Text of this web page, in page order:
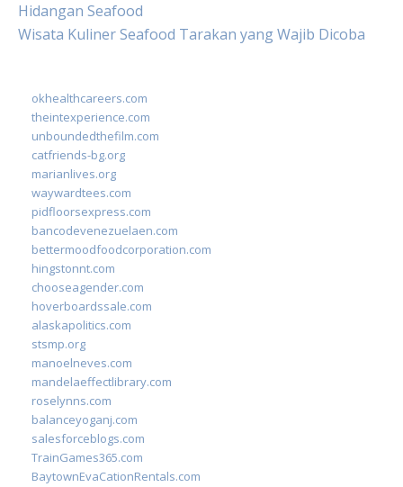
Hidangan Seafood
Wisata Kuliner Seafood Tarakan yang Wajib Dicoba
okhealthcareers.com
theintexperience.com
unboundedthefilm.com
catfriends-bg.org
marianlives.org
waywardtees.com
pidfloorsexpress.com
bancodevenezuelaen.com
bettermoodfoodcorporation.com
hingstonnt.com
chooseagender.com
hoverboardssale.com
alaskapolitics.com
stsmp.org
manoelneves.com
mandelaeffectlibrary.com
roselynns.com
balanceyoganj.com
salesforceblogs.com
TrainGames365.com
BaytownEvaCationRentals.com